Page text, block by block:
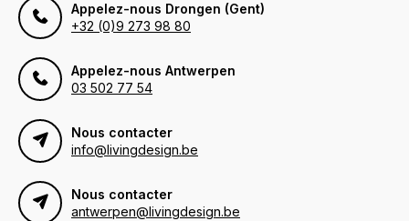
Appelez-nous Drongen (Gent)
+32 (0)9 273 98 80
Appelez-nous Antwerpen
03 502 77 54
Nous contacter
info@livingdesign.be
Nous contacter
antwerpen@livingdesign.be